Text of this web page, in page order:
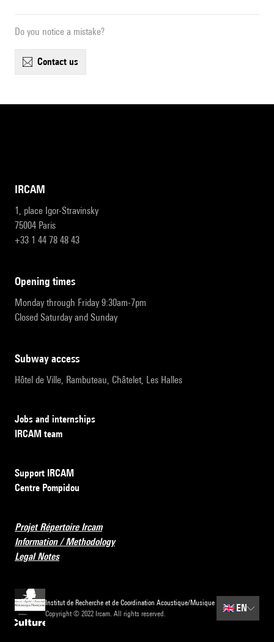
Do you notice a mistake?
contact us
IRCAM
1, place Igor-Stravinsky
75004 Paris
+33 1 44 78 48 43
opening times
Monday through Friday 9:30am-7pm
Closed Saturday and Sunday
subway access
Hôtel de Ville, Rambuteau, Châtelet, Les Halles
Jobs and internships
IRCAM team
Support IRCAM
Centre Pompidou
Projet Répertoire Ircam
Information / Methodology
Legal Notes
Institut de Recherche et de Coordination Acoustique/Musique
Copyright © 2022 Ircam. All rights reserved.
🇬🇧 EN